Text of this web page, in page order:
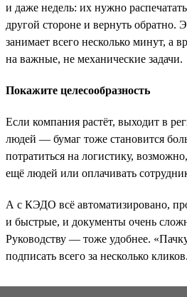
и даже недель: их нужно
другой стороне и вернуть обратно.
занимает всего несколько минут, а
на важные, не механические задачи.
Покажите целесообразность
Если компания растёт, выходит в
людей — бумаг тоже становится
потратиться на логистику,
ещё людей или оплачивать
А с КЭДО всё автоматизировано,
и быстрые, и документы очень
Руководству — тоже удобнее.
подписать всего за несколько кликов.